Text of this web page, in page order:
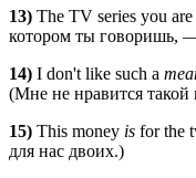
13) The TV series you
котором ты говоришь,
14) I don't like such a
(Мне не нравится такой
15) This money is for the
для нас двоих.)